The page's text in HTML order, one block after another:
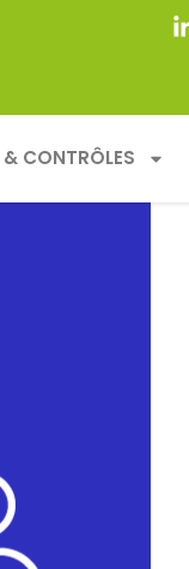
CONTRÔLES